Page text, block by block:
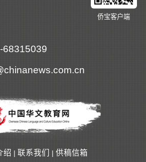
侨宝客户端
68315039
绍 | 联系我们 | 供稿信箱